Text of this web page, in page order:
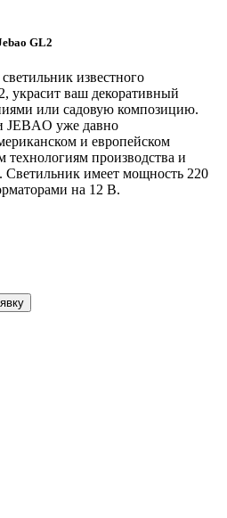
GL2
известного
украсит ваш декоративный
или садовую композицию.
JEBAO уже давно
и европейском
технологиям производства и
Светильник имеет мощность 220
на 12 В.